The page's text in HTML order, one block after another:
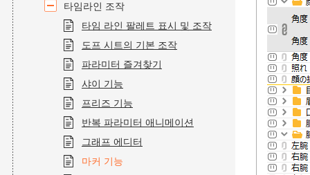
타임라인 조작
타임 라인 팔레트 표시 및 조작
도프 시트의 기본 조작
파라미터 즐겨찾기
샤이 기능
프리즈 기능
반복 파라미터 애니메이션
그래프 에디터
마커 기능